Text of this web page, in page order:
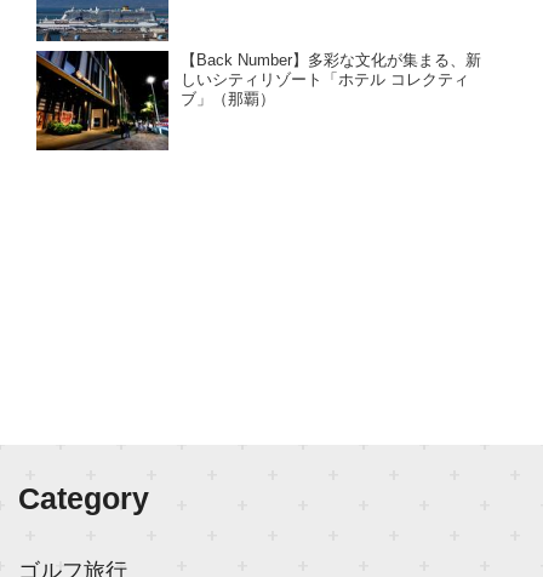
【Back Number】多彩な文化が集まる、新
しいシティリゾート「ホテル コレクティ
ブ」（那覇）
Category
ゴルフ旅行